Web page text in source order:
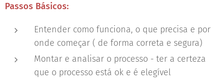
Passos Básicos:
Entender como funciona, o que precisa e por
onde começar ( de forma correta e segura)
Montar e analisar o processo - ter a certeza
que o processo está ok e é elegível